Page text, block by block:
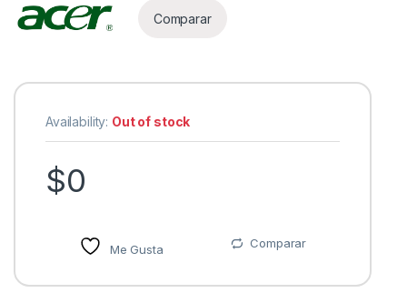
Comparar
Availability: Out of stock
$0
Me Gusta Comparar